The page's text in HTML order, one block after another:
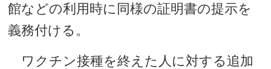
館などの利用時に同様の証明書の提示を
義務付ける。
ワクチン接種を終えた人に対する追加